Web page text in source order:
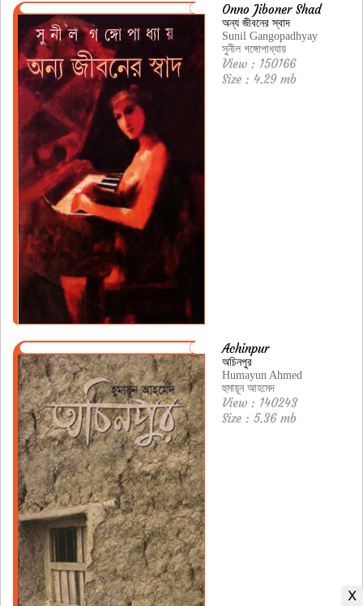
Onno Jiboner Shad
অন্য জীবনের স্বাদ
Sunil Gangopadhyay
সুনীল গঙ্গোপাধ্যায়
View : 150166
Size : 4.29 mb
Achinpur
অচিনপুর
Humayun Ahmed
হুমায়ূন আহমেদ
View : 140243
Size : 5.36 mb